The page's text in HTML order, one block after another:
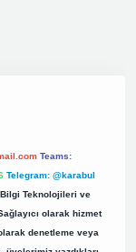
Teams:
Telegram: @karabul
Bilgi Teknolojileri ve
olarak hizmet
denetleme veya